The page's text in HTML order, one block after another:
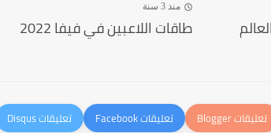
منذ 3 سنة
طاقات اللاعبين في فيفا 2022